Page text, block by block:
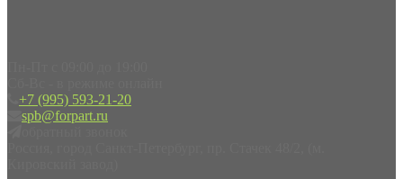
+7 (995) 593-21-20
spb@forpart.ru